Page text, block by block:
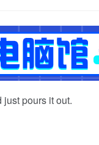
pours it out.